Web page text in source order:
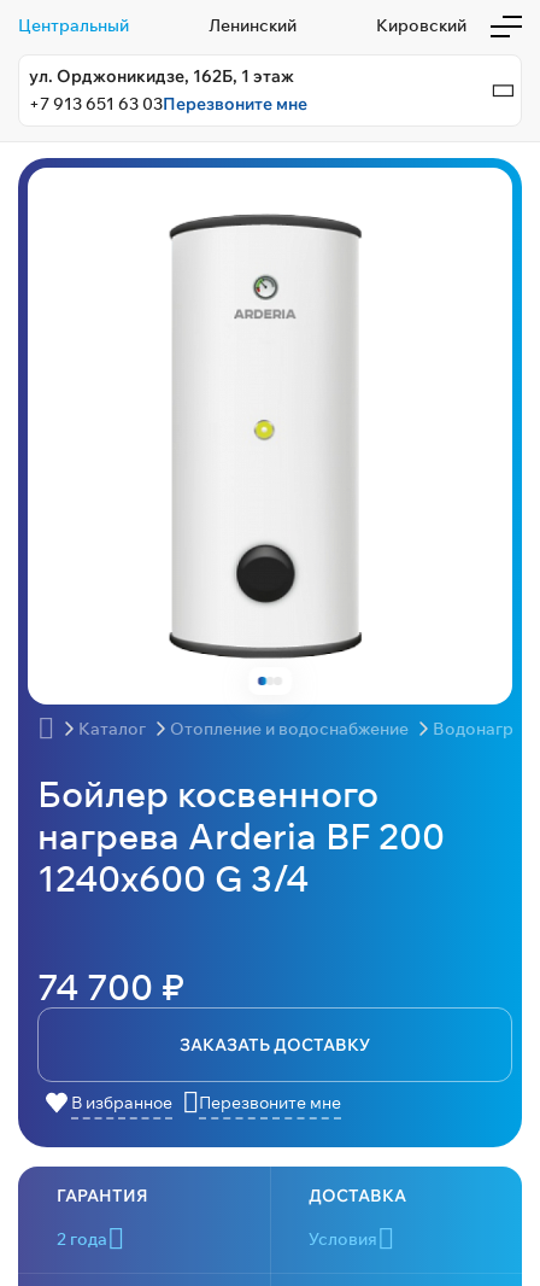
Центральный Ленинский Кировский
ул. Орджоникидзе, 162Б, 1 этаж
+7 913 651 63 03Перезвоните мне
Каталог Отопление и водоснабжение
Бойлер косвенного
нагрева Arderia BF 200
1240х600 G 3/4
74 700 ₽
ЗАКАЗАТЬ ДОСТАВКУ
В избранное Перезвоните мне
ГАРАНТИЯ
2 года
ДОСТАВКА
Условия